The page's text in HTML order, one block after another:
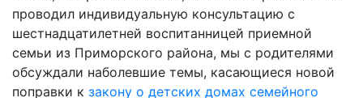
проводил индивидуальную консультацию с
шестнадцатилетней воспитанницей приемной
семьи из Приморского района, мы с родителями
обсуждали наболевшие темы, касающиеся новой
поправки к закону о детских домах семейного